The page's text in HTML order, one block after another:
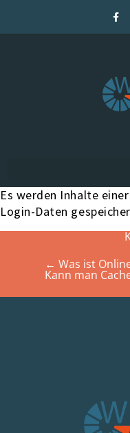
Es werden Inhalte
Login-Daten
← Was ist
Kann man